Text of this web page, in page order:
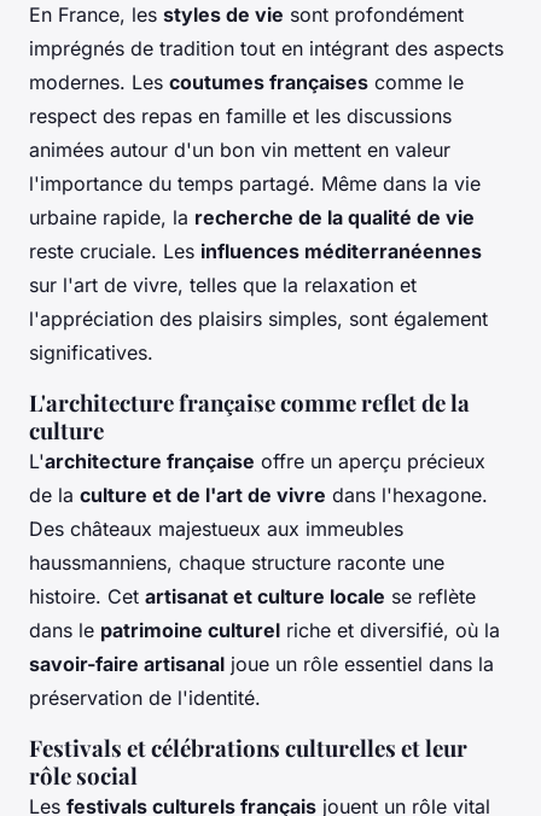
En France, les styles de vie sont profondément
imprégnés de tradition tout en intégrant des aspects
modernes. Les coutumes françaises comme le
respect des repas en famille et les discussions
animées autour d'un bon vin mettent en valeur
l'importance du temps partagé. Même dans la vie
urbaine rapide, la recherche de la qualité de vie
reste cruciale. Les influences méditerranéennes
sur l'art de vivre, telles que la relaxation et
l'appréciation des plaisirs simples, sont également
significatives.
L'architecture française comme reflet de la
culture
L'architecture française offre un aperçu précieux
de la culture et de l'art de vivre dans l'hexagone.
Des châteaux majestueux aux immeubles
haussmanniens, chaque structure raconte une
histoire. Cet artisanat et culture locale se reflète
dans le patrimoine culturel riche et diversifié, où la
savoir-faire artisanal joue un rôle essentiel dans la
préservation de l'identité.
Festivals et célébrations culturelles et leur
rôle social
Les festivals culturels français jouent un rôle vital